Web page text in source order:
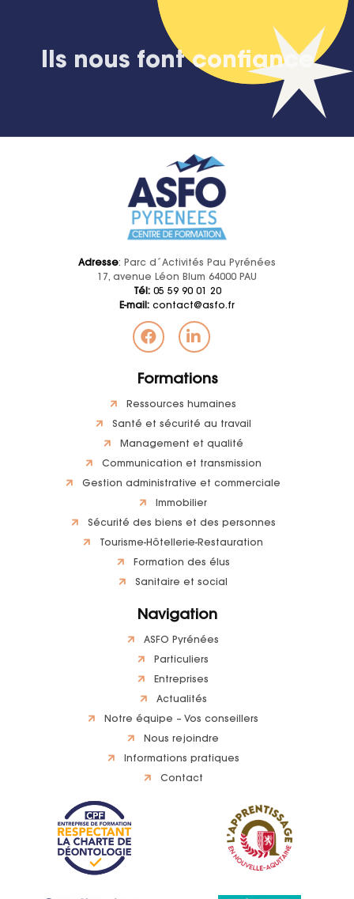
Ils nous font confiance
Adresse: Parc d´Activités Pau Pyrénées
17, avenue Léon Blum 64000 PAU
Tél:05 59 90 01 20
E-mail: contact@asfo.fr
Formations
Ressources humaines
Santé et sécurité au travail
Management et qualité
Communication et transmission
Gestion administrative et commerciale
Immobilier
Sécurité des biens et des personnes
Tourisme-Hôtellerie-Restauration
Formation des élus
Sanitaire et social
Navigation
ASFO Pyrénées
Particuliers
Entreprises
Actualités
Notre équipe – Vos conseillers
Nous rejoindre
Informations pratiques
Contact